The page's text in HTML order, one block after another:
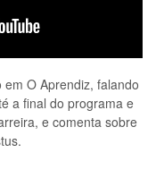
O Aprendiz, falando
a final do programa e
e comenta sobre